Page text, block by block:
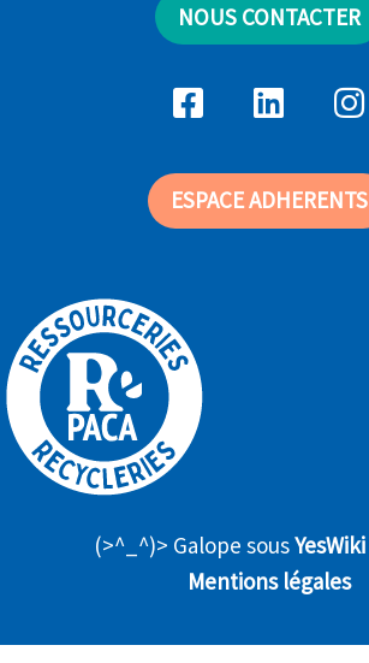
NOUS CONTACTER
ESPACE ADHERENTS
(>^_^)> Galope sousYesWiki
Mentions légales